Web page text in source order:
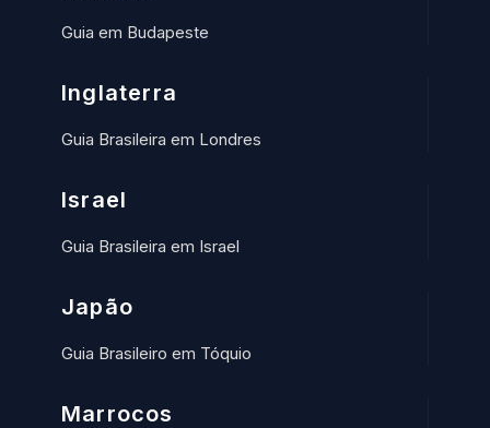
Guia em Budapeste
Inglaterra
Guia Brasileira em Londres
Israel
Guia Brasileira em Israel
Japão
Guia Brasileiro em Tóquio
Marrocos